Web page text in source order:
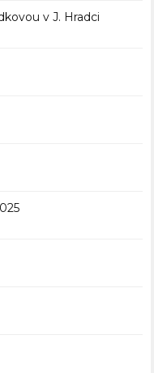
v J. Hradci